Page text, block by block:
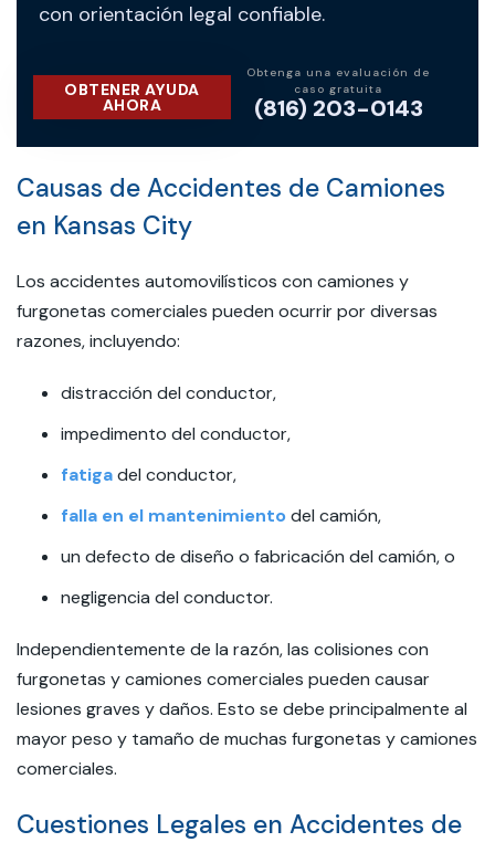
con orientación legal confiable.
OBTENER AYUDA
AHORA
Obtenga una evaluación de
caso gratuita
(816) 203-0143
Causas de Accidentes de Camiones
en Kansas City
Los accidentes automovilísticos con camiones y
furgonetas comerciales pueden ocurrir por diversas
razones, incluyendo:
distracción del conductor,
impedimento del conductor,
fatigadel conductor,
falla en el mantenimientodel camión,
un defecto de diseño o fabricación del camión, o
negligencia del conductor.
Independientemente de la razón, las colisiones con
furgonetas y camiones comerciales pueden causar
lesiones graves y daños. Esto se debe principalmente al
mayor peso y tamaño de muchas furgonetas y camiones
comerciales.
Cuestiones Legales en Accidentes de